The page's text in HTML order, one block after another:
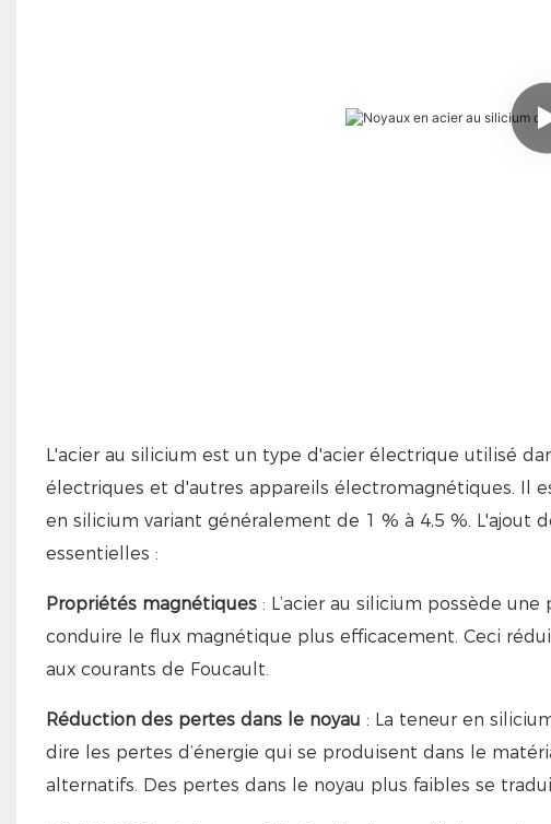
L'acier au silicium est un type d'acier électrique utilisé
électriques et d'autres appareils électromagnétiques. Il
en silicium variant généralement de 1 % à 4,5 %. L'ajout
essentielles :
Propriétés magnétiques: L’acier au silicium possède
conduire le flux magnétique plus efficacement. Ceci
aux courants de Foucault.
Réduction des pertes dans le noyau : La teneur en
dire les pertes d’énergie qui se produisent dans le
alternatifs. Des pertes dans le noyau plus faibles se